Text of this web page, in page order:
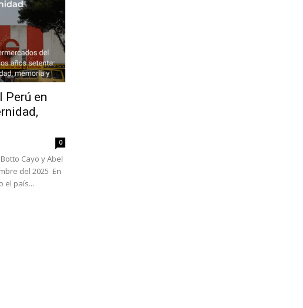
Perú en
0
Cayo y Abel
del 2025 En
el país...